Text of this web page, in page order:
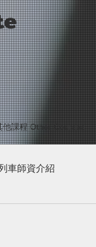
他課程 Other Courses
車師資介紹